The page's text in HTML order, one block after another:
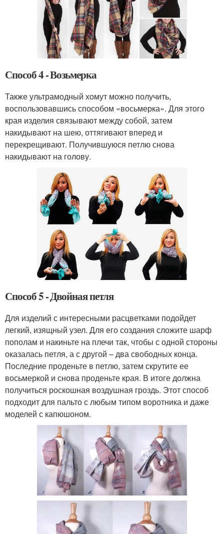
Способ 4 - Возьмерка
Также ультрамодный хомут можно получить,
воспользовавшись способом «восьмерка». Для этого
края изделия связывают между собой, затем
накидывают на шею, оттягивают вперед и
перекрещивают. Получившуюся петлю снова
накидывают на голову.
Способ 5 - Двойная петля
Для изделий с интересными расцветками подойдет
легкий, изящный узел. Для его создания сложите шарф
пополам и накиньте на плечи так, чтобы с одной стороны
оказалась петля, а с другой – два свободных конца.
Последние проденьте в петлю, затем скрутите ее
восьмеркой и снова проденьте края. В итоге должна
получиться роскошная воздушная гроздь. Этот способ
подходит для пальто с любым типом воротника и даже
моделей с капюшоном.